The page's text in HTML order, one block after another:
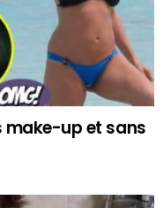
make-up et sans